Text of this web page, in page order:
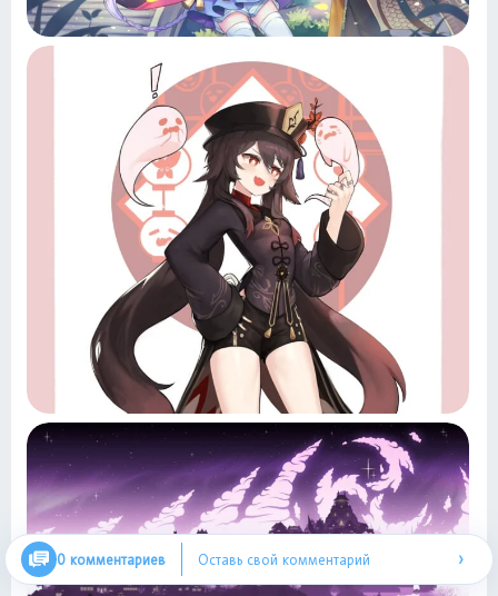
0 комментариев Оставь свой комментарий ›